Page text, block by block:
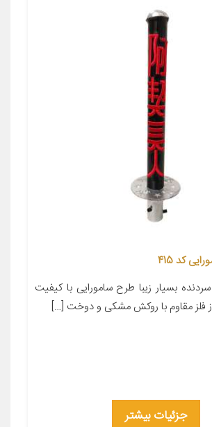
کد 415
بسیار زیبا طرح سامورایی با کیفیت
فلز مقاوم با روکش مشکی و دوخت […]
جزئیات بیشتر